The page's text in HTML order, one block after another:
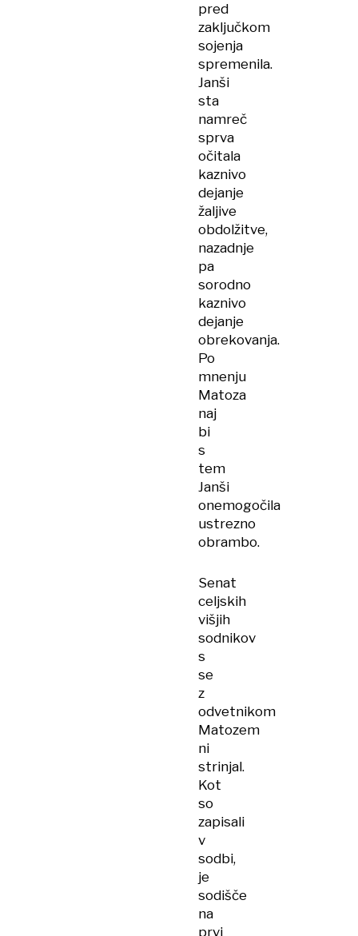
pred
zaključkom
sojenja
spremenila.
Janši
sta
namreč
sprva
očitala
kaznivo
dejanje
žaljive
obdolžitve,
nazadnje
pa
sorodno
kaznivo
dejanje
obrekovanja.
Po
mnenju
Matoza
naj
bi
s
tem
Janši
onemogočila
ustrezno
obrambo.
Senat
celjskih
višjih
sodnikov
s
se
z
odvetnikom
Matozem
ni
strinjal.
Kot
so
zapisali
v
sodbi,
je
sodišče
na
prvi